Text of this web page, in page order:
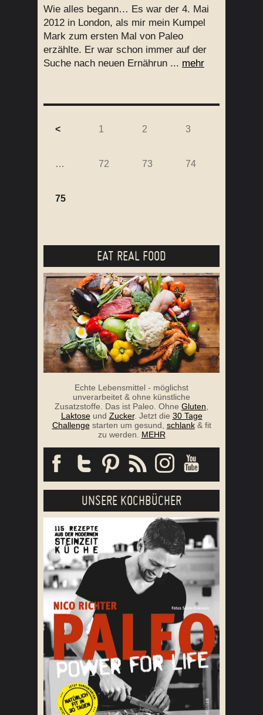
Wie alles begann… Es war der 4. Mai
2012 in London, als mir mein Kumpel
Mark zum ersten Mal von Paleo
erzählte. Er war schon immer auf der
Suche nach neuen Ernährun ... mehr
< 1 2 3
… 72 73 74
75
EAT REAL FOOD
Echte Lebensmittel - möglichst
unverarbeitet & ohne künstliche
Zusatzstoffe. Das ist Paleo. Ohne Gluten
Laktoseund Zucker. Jetzt die 30 Tage
Challengestarten um gesund, schlank& fit
zu werden. MEHR
UNSERE KOCHBÜCHER